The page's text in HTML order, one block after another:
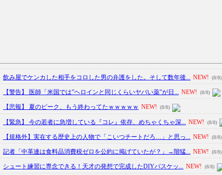
飲み屋でケンカした相手をコロした男の弁護をした。そして数年後... NEW! (8/8)
【警告】 医師「米国では”ヘロインと同じくらいヤバい薬”が日... NEW! (8/8)
【悲報】 夏のピーク、もう終わってたｗｗｗｗｗ NEW! (8/8)
【緊急】 今の若者に急増している『コレ』依存、めちゃくちゃ深... NEW! (8/8)
【規格外】実在する歴史上の人物で「こいつチートだろ…」と思っ... NEW! (8/8)
記者「中革連は食料品消費税ゼロを公約に掲げていたが？」→階猛... NEW! (8/8)
シュート練習に専念できる！天才の発想で完成したDIYバスケッ... NEW! (8/8)